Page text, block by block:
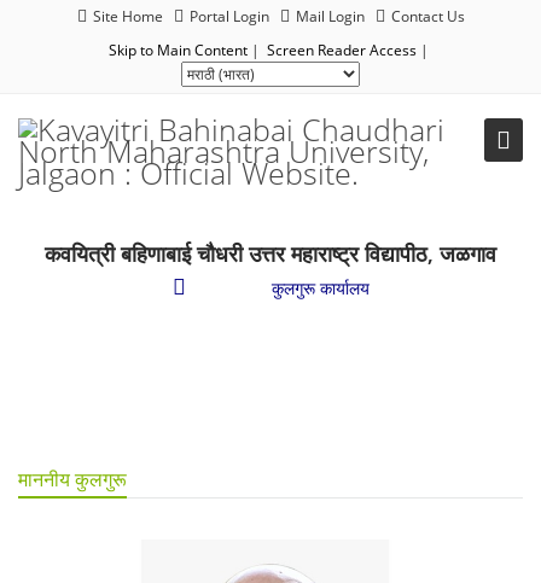
Site Home Portal Login Mail Login
Contact Us
Skip to Main Content | Screen Reader Access |
कवयित्री बहिणाबाई चौधरी उत्तर महाराष्ट्र विद्यापीठ, जळगाव
कुलगुरू कार्यालय
माननीय कुलगुरू